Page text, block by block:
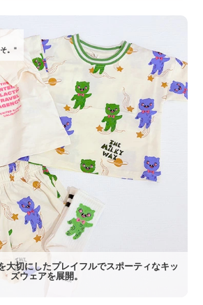
。"
大切にしたプレイフルでスポーティなキッ
ズウェアを展開。